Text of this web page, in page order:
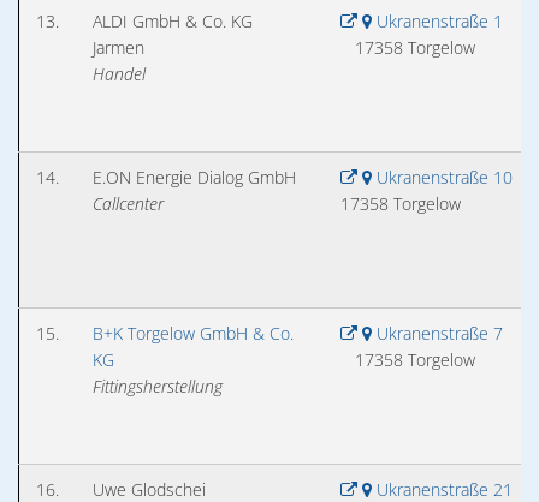
13.
ALDI GmbH & Co. KG
Jarmen
Handel
Ukranenstraße 1
17358 Torgelow
14.
E.ON Energie Dialog GmbH
Callcenter
Ukranenstraße 10
17358 Torgelow
15.
B+K Torgelow GmbH & Co.
KG
Fittingsherstellung
Ukranenstraße 7
17358 Torgelow
16.
Uwe Glodschei
Ukranenstraße 21